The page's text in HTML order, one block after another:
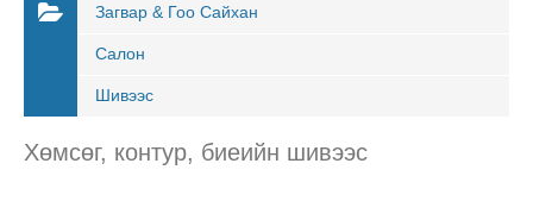
Загвар & Гоо Сайхан
Салон
Шивээс
Хөмсөг, контур, биеийн шивээс